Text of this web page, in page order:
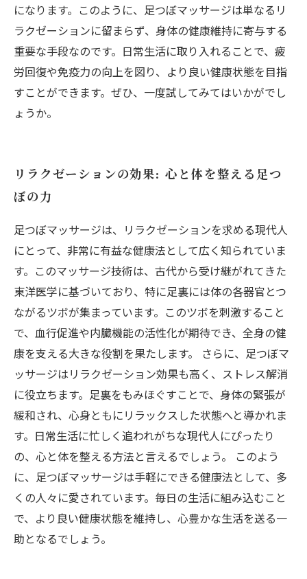
になります。このように、足つぼマッサージは単なるリ
ラクゼーションに留まらず、身体の健康維持に寄与する
重要な手段なのです。日常生活に取り入れることで、疲
労回復や免疫力の向上を図り、より良い健康状態を目指
すことができます。ぜひ、一度試してみてはいかがでし
ょうか。
リラクゼーションの効果: 心と体を整える足つ
ぼの力
足つぼマッサージは、リラクゼーションを求める現代人
にとって、非常に有益な健康法として広く知られていま
す。このマッサージ技術は、古代から受け継がれてきた
東洋医学に基づいており、特に足裏には体の各器官とつ
ながるツボが集まっています。このツボを刺激すること
で、血行促進や内臓機能の活性化が期待でき、全身の健
康を支える大きな役割を果たします。 さらに、足つぼマ
ッサージはリラクゼーション効果も高く、ストレス解消
に役立ちます。足裏をもみほぐすことで、身体の緊張が
緩和され、心身ともにリラックスした状態へと導かれま
す。日常生活に忙しく追われがちな現代人にぴったり
の、心と体を整える方法と言えるでしょう。 このよう
に、足つぼマッサージは手軽にできる健康法として、多
くの人々に愛されています。毎日の生活に組み込むこと
で、より良い健康状態を維持し、心豊かな生活を送る一
助となるでしょう。